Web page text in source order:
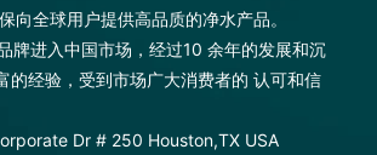
向全球用户提供高品质的净水产品。
牌进入中国市场，经过10 余年的发展和沉
的经验，受到市场广大消费者的 认可和信
Dr # 250 Houston,TX USA